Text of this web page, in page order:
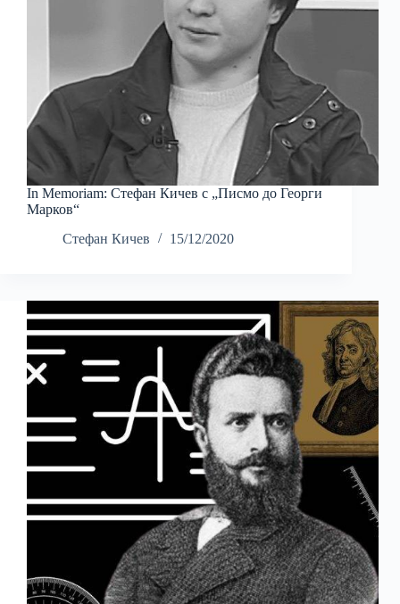
In Memoriam: Стефан Кичев с „Писмо до Георги
Марков“
Стефан Кичев
15/12/2020